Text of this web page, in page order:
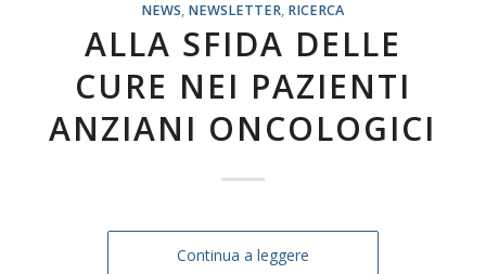
NEWS, NEWSLETTER, RICERCA
ALLA SFIDA DELLE
CURE NEI PAZIENTI
ANZIANI ONCOLOGICI
Continua a leggere